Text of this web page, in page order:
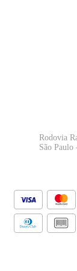
Rodovia
São Paulo